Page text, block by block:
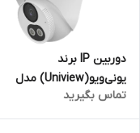
دوربین IP برند
یونی‌ویو(Uniview) مدل
مگاپیکسل
تماس بگیرید